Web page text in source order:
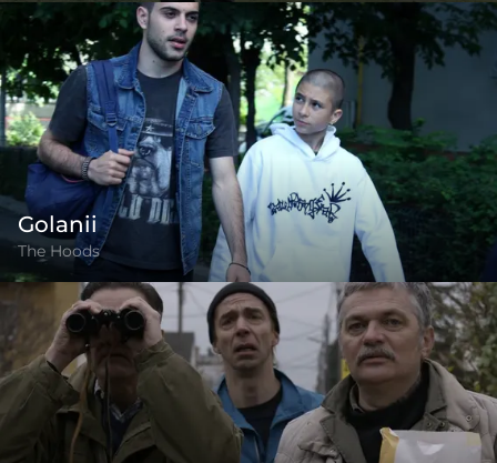
Golanii
The Hoods